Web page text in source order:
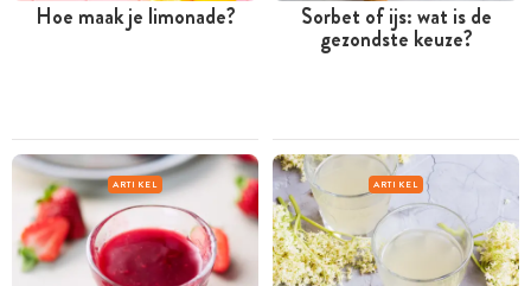
Hoe maak je limonade? Sorbet of ijs: wat is de
gezondste keuze?
ARTIKEL ARTIKEL